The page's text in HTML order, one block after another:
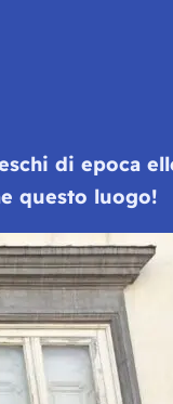
di epoca
questo luogo!